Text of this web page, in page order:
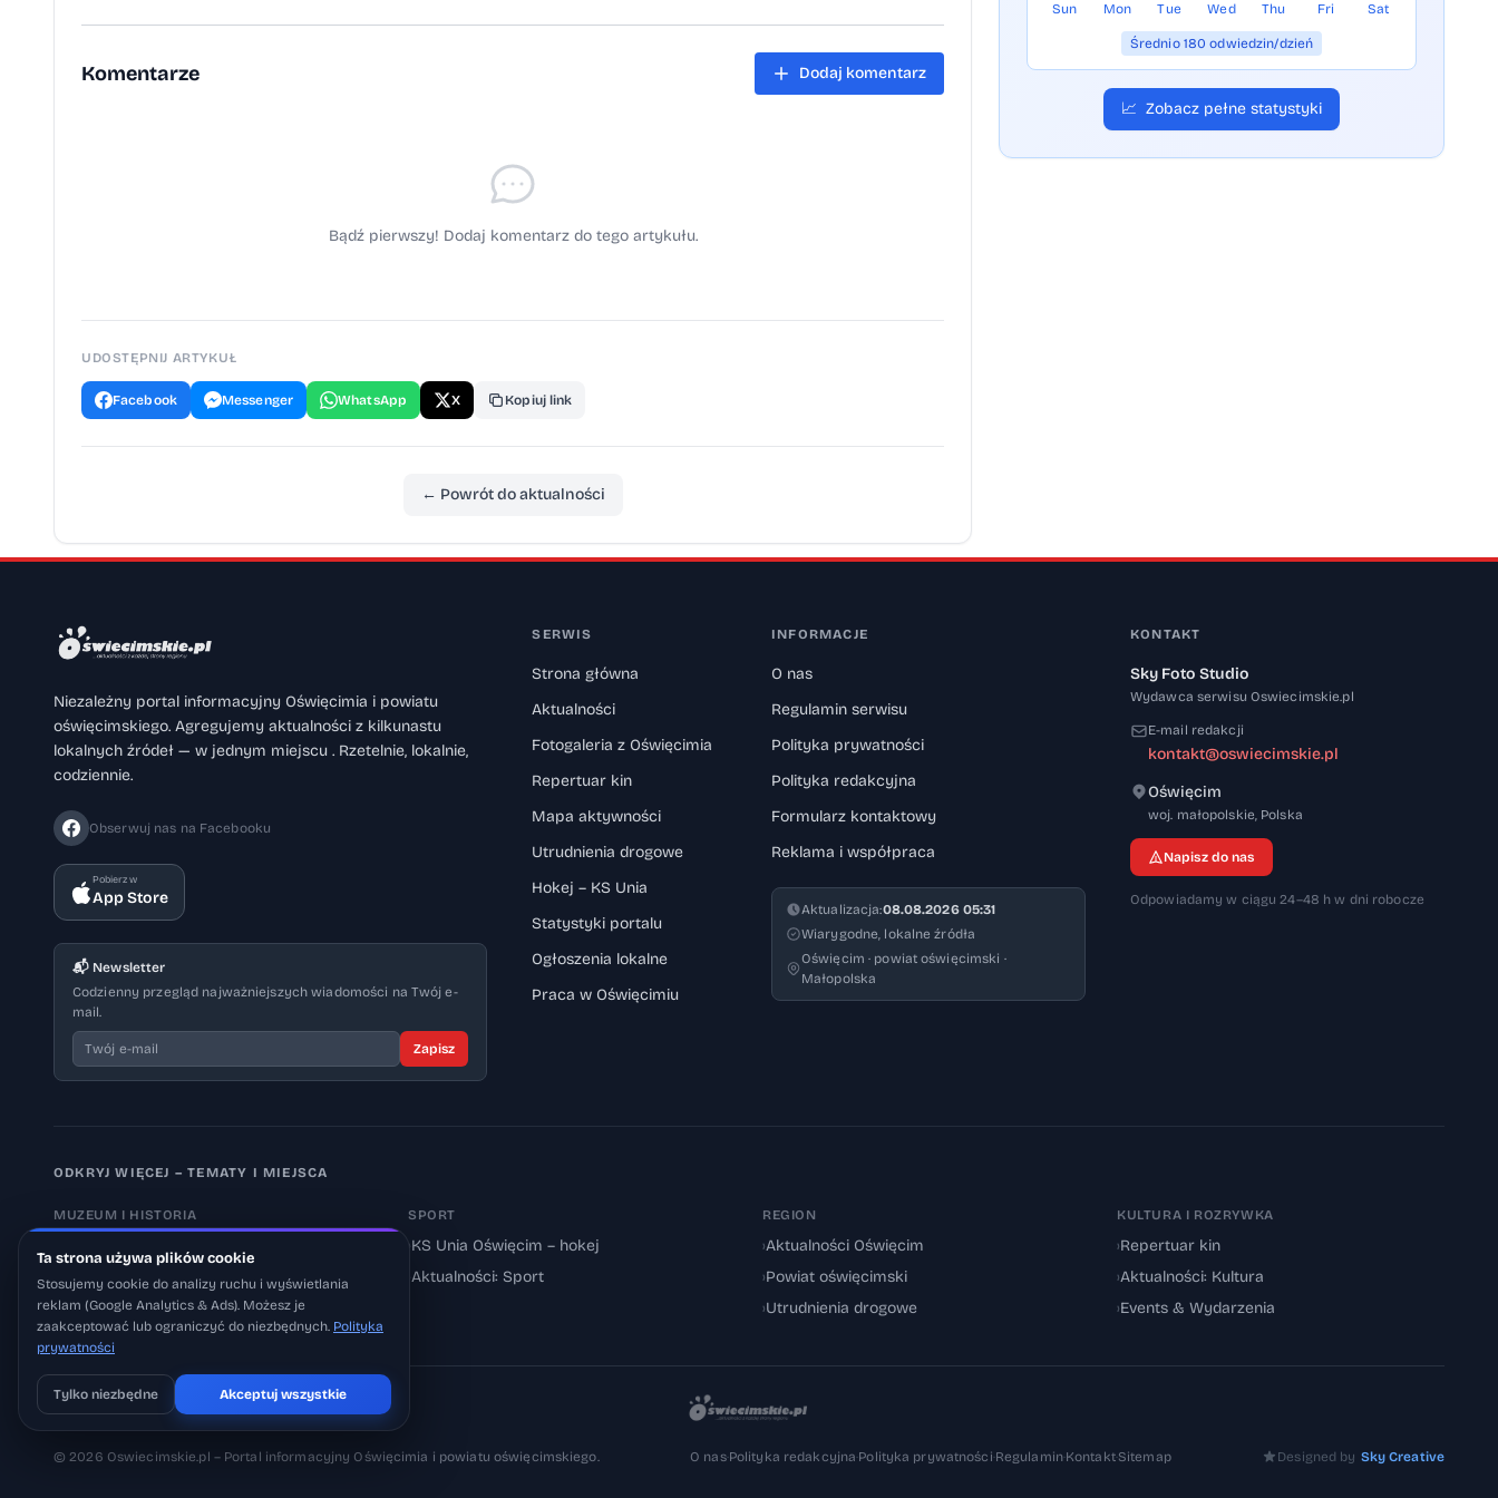
Komentarze Dodaj komentarz
Bądź pierwszy! Dodaj komentarz do tego artykułu.
UDOSTĘPNIJ ARTYKUŁ
Facebook Messenger WhatsApp X Kopiuj link
← Powrót do aktualności
Sun Mon Tue Wed Thu Fri Sat
Średnio 180 odwiedzin/dzień
📈 Zobacz pełne statystyki
Niezależny portal informacyjny Oświęcimia i powiatu
oświęcimskiego. Agregujemy aktualności z kilkunastu
lokalnych źródeł — w jednym miejscu . Rzetelnie, lokalnie,
codziennie.
Obserwuj nas na Facebooku
Pobierz w
App Store
📬 Newsletter
Codzienny przegląd najważniejszych wiadomości na Twój e-
mail.
Zapisz
SERWIS
Strona główna
Aktualności
Fotogaleria z Oświęcimia
Repertuar kin
Mapa aktywności
Utrudnienia drogowe
Hokej – KS Unia
Statystyki portalu
Ogłoszenia lokalne
Praca w Oświęcimiu
INFORMACJE
O nas
Regulamin serwisu
Polityka prywatności
Polityka redakcyjna
Formularz kontaktowy
Reklama i współpraca
Aktualizacja:08.08.2026 05:31
Wiarygodne, lokalne źródła
Oświęcim · powiat oświęcimski ·
Małopolska
KONTAKT
Sky Foto Studio
Wydawca serwisu Oswiecimskie.pl
E-mail redakcji
kontakt@oswiecimskie.pl
Oświęcim
woj. małopolskie, 32-600
Polska
Napisz do nas
Odpowiadamy w ciągu 24–48 h w dni robocze
ODKRYJ WIĘCEJ – TEMATY I MIEJSCA
MUZEUM I HISTORIA
› Aktualności: Muzeum
›Aktualności: Historia
SPORT
›KS Unia Oświęcim – hokej
Aktualności: Sport
REGION
›Aktualności Oświęcim
›Powiat oświęcimski
›Utrudnienia drogowe
KULTURA I ROZRYWKA
›Repertuar kin
›Aktualności: Kultura
›Events & Wydarzenia
© 2026 Oswiecimskie.pl – Portal informacyjny Oświęcimia i powiatu oświęcimskiego. O nas·Polityka redakcyjna·Polityka prywatności·Regulamin·Kontakt·Sitemap Designed by Sky Creative
Ta strona używa plików cookie
Stosujemy cookie do analizy ruchu i wyświetlania
reklam (Google Analytics & Ads). Możesz je
zaakceptować lub ograniczyć do niezbędnych. Polityka
prywatności
Tylko niezbędne Akceptuj wszystkie
Pobierz na iOS